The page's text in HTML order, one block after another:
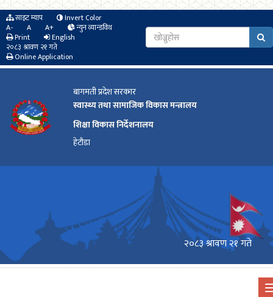
साइट म्याप
Invert Color
A-
A A+
न्युन व्यान्डविथ
Print
English
२०८३ श्रावण २१ गते
Online Application
बागमती प्रदेश सरकार
स्वास्थ्य तथा सामाजिक विकास मन्त्रालय
शिक्षा विकास निर्देशनालय
हेटौडा
२०८३ श्रावण २१ गते